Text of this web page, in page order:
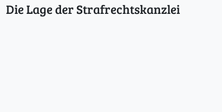
Die Lage der Strafrechtskanzlei